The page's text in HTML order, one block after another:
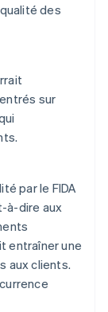
des
sur
par le FIDA
à-dire aux
entraîner une
aux clients.